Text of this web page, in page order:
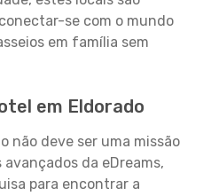
se com o mundo
em família sem
em Eldorado
não deve ser uma missão
da eDreams,
para encontrar a